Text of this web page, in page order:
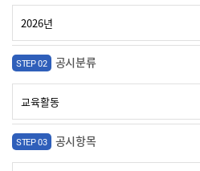
STEP 02 공시분류
STEP 03 공시항목